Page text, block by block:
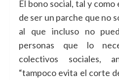
El bono social, tal y
de ser un parche que no
al que incluso no
personas que lo
colectivos sociales,
“tampoco evita el corte